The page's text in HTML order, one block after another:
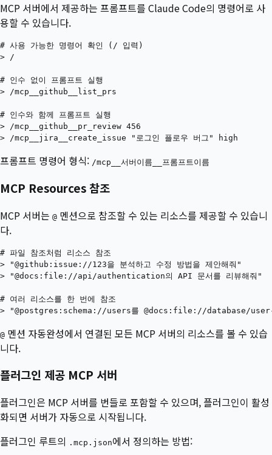
MCP 서버에서 제공하는 프롬프트를 Claude Code의 명령어로 사
용할 수 있습니다.
# 사용 가능한 명령어 확인 (/ 입력)
> /
# 인수 없이 프롬프트 실행
> /mcp__github__list_prs
# 인수와 함께 프롬프트 실행
> /mcp__github__pr_review 456
프롬프트 명령어 형식: /mcp__서버이름__프롬프트이름
MCP Resources 참조
MCP 서버는 @ 멘션으로 참조할 수 있는 리소스를 제공할 수 있습니
다.
# 파일 참조처럼 리소스 참조
> "@github:issue://123을 분석하고 수정 방법을 제안해줘"
> "@docs:file://api/authentication의 API 문서를 리뷰해줘"
# 여러 리소스를 한 번에 참조
@ 멘션 자동완성에서 연결된 모든 MCP 서버의 리소스를 볼 수 있습
니다.
플러그인 제공 MCP 서버
플러그인은 MCP 서버를 번들로 포함할 수 있으며, 플러그인이 활성
화되면 서버가 자동으로 시작됩니다.
플러그인 루트의 .mcp.json에서 정의하는 방법: